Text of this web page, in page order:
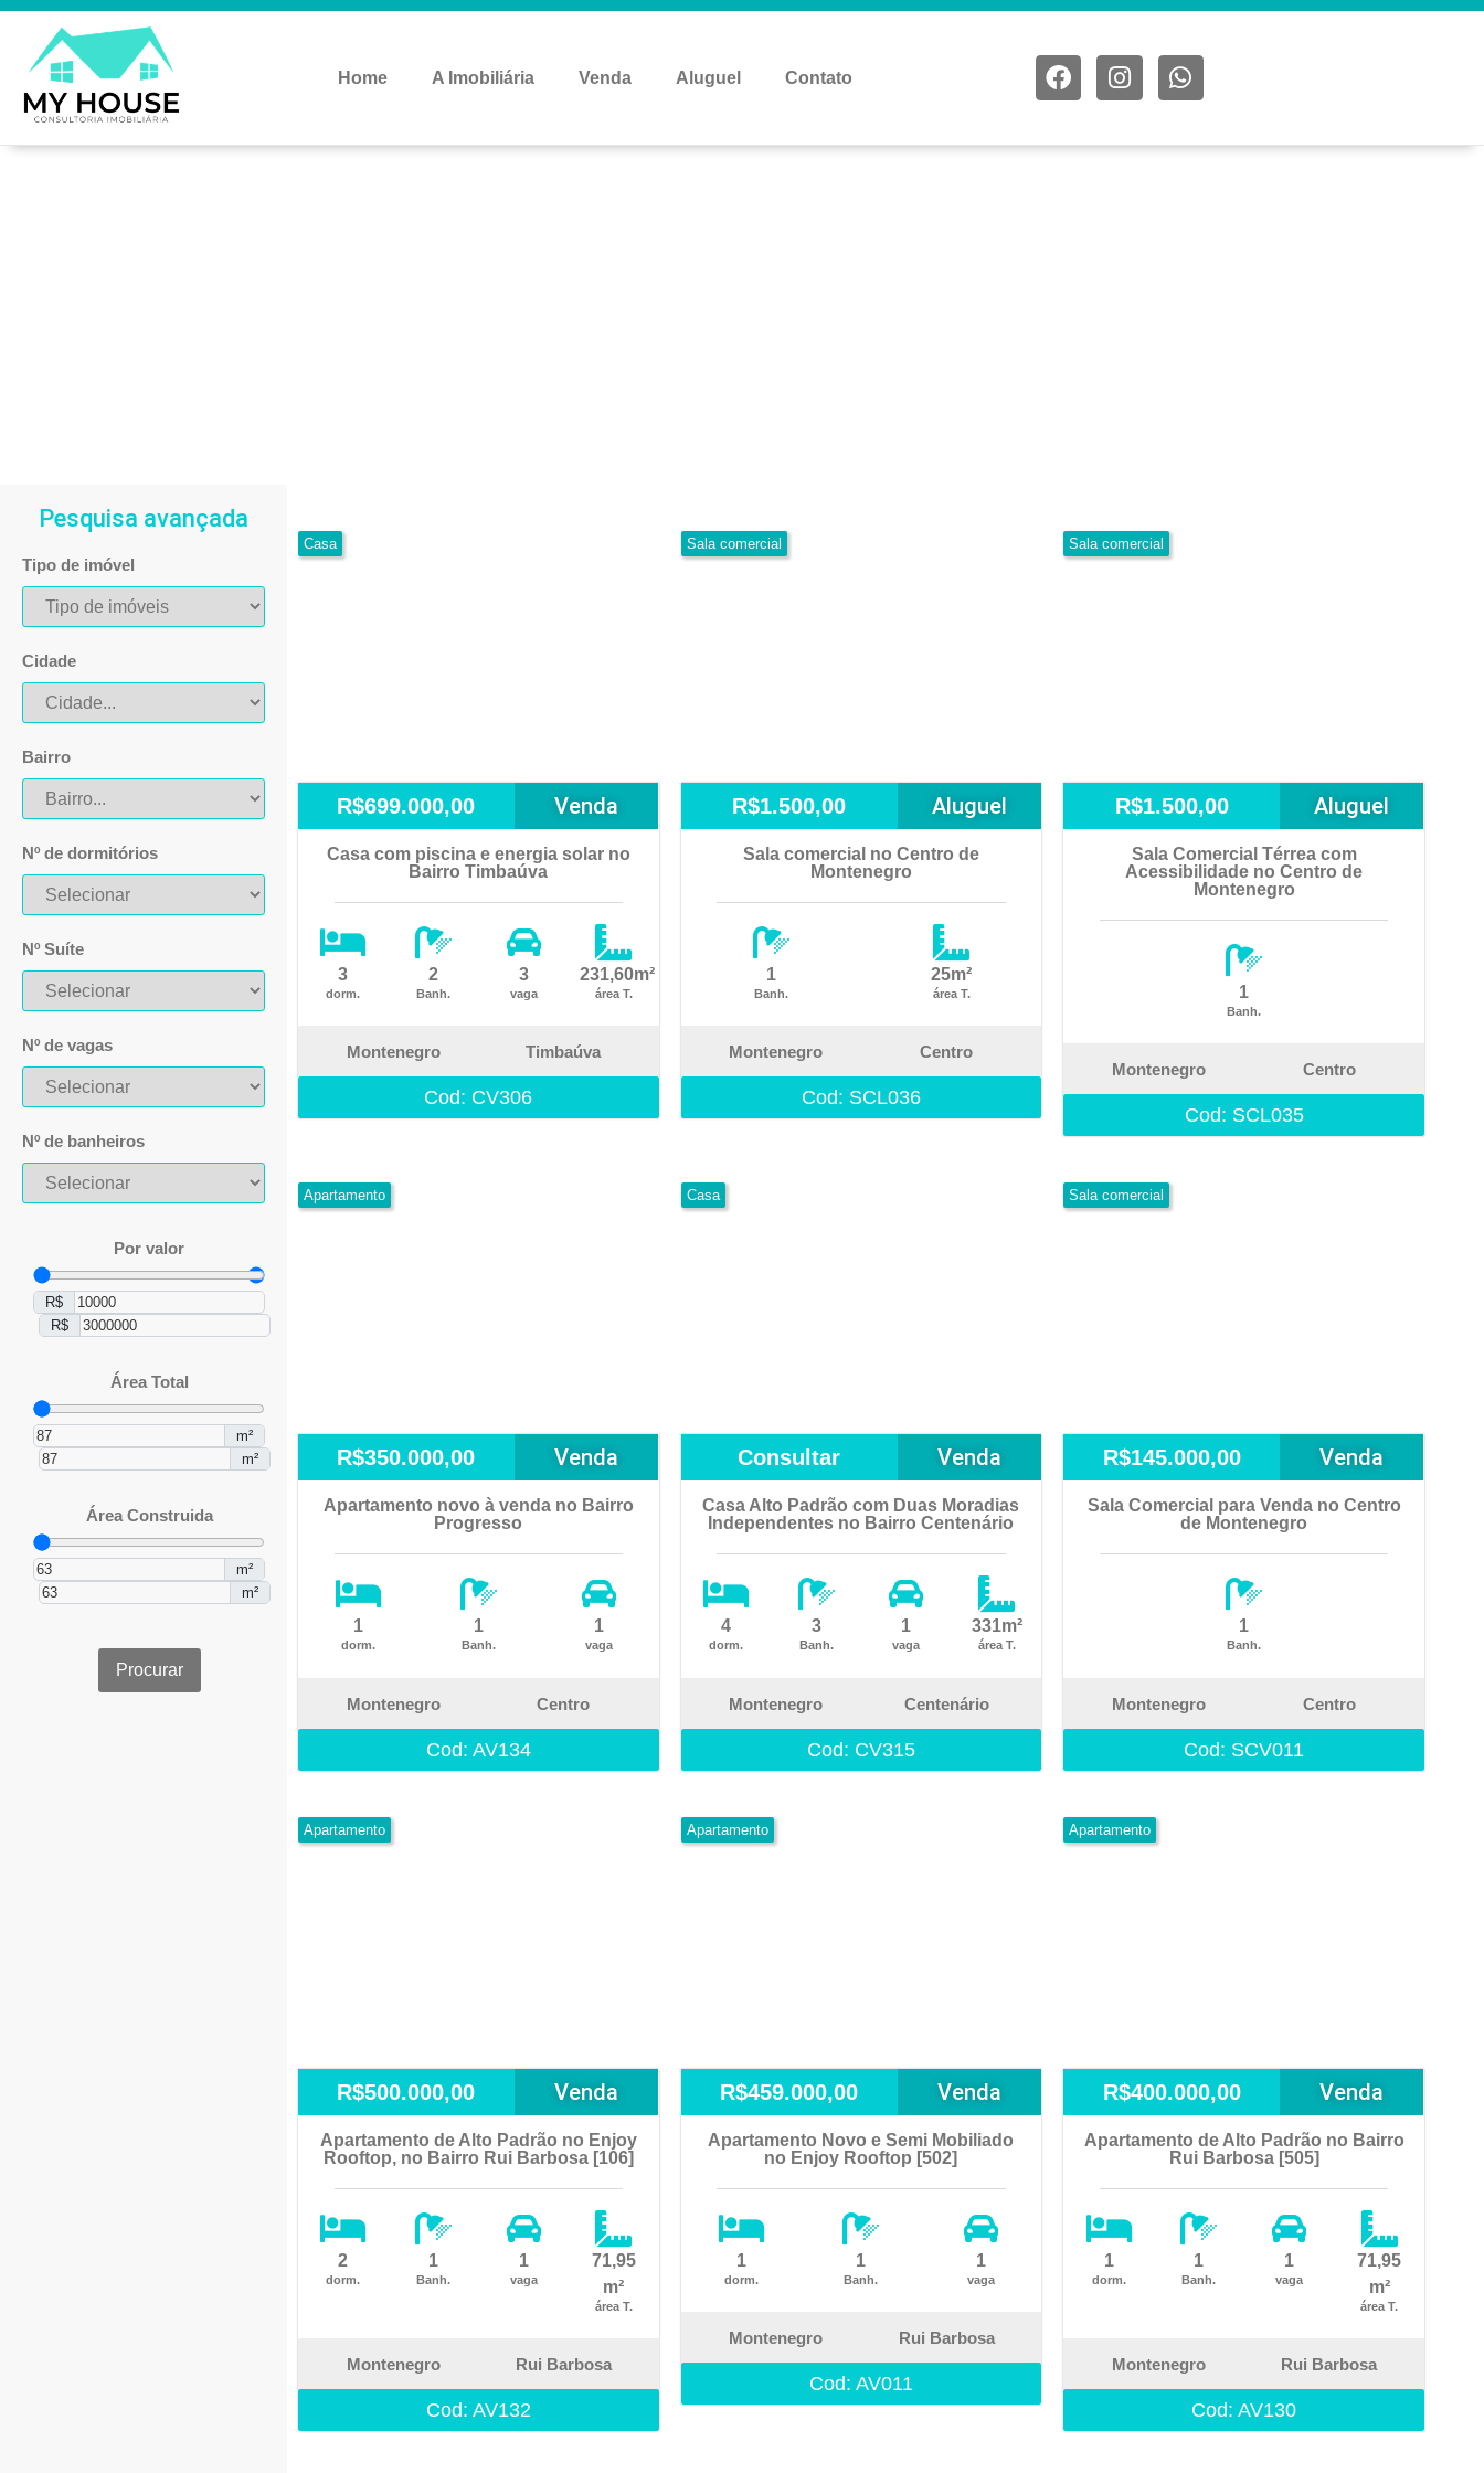
Home A Imobiliária Venda Aluguel Contato
Pesquisa avançada
Tipo de imóvel
Cidade
Bairro
Nº de dormitórios
Nº Suíte
Nº de vagas
Nº de banheiros
Por valor
R$
R$
Área Total
m²
m²
Área Construida
m²
m²
Procurar
R$699.000,00 Venda
Casa
Casa com piscina e energia solar no
Bairro Timbaúva
3
dorm.
2
Banh.
3
vaga
231,60m²
área T.
Montenegro Timbaúva
Cod: CV306
R$1.500,00 Aluguel
Sala comercial
Sala comercial no Centro de
Montenegro
1
Banh.
25m²
área T.
Montenegro Centro
Cod: SCL036
R$1.500,00 Aluguel
Sala comercial
Sala Comercial Térrea com
Acessibilidade no Centro de
Montenegro
1
Banh.
Montenegro Centro
Cod: SCL035
R$350.000,00 Venda
Apartamento
Apartamento novo à venda no Bairro
Progresso
1
dorm.
1
Banh.
1
vaga
Montenegro Centro
Cod: AV134
Consultar Venda
Casa
Casa Alto Padrão com Duas Moradias
Independentes no Bairro Centenário
4
dorm.
3
Banh.
1
vaga
331m²
área T.
Montenegro Centenário
Cod: CV315
R$145.000,00 Venda
Sala comercial
Sala Comercial para Venda no Centro
de Montenegro
1
Banh.
Montenegro Centro
Cod: SCV011
R$500.000,00 Venda
Apartamento
Apartamento de Alto Padrão no Enjoy
Rooftop, no Bairro Rui Barbosa [106]
2
dorm.
1
Banh.
1
vaga
71,95
m²
área T.
Montenegro Rui Barbosa
Cod: AV132
R$459.000,00 Venda
Apartamento
Apartamento Novo e Semi Mobiliado
no Enjoy Rooftop [502]
1
dorm.
1
Banh.
1
vaga
Montenegro Rui Barbosa
Cod: AV011
R$400.000,00 Venda
Apartamento
Apartamento de Alto Padrão no Bairro
Rui Barbosa [505]
1
dorm.
1
Banh.
1
vaga
71,95
m²
área T.
Montenegro Rui Barbosa
Cod: AV130